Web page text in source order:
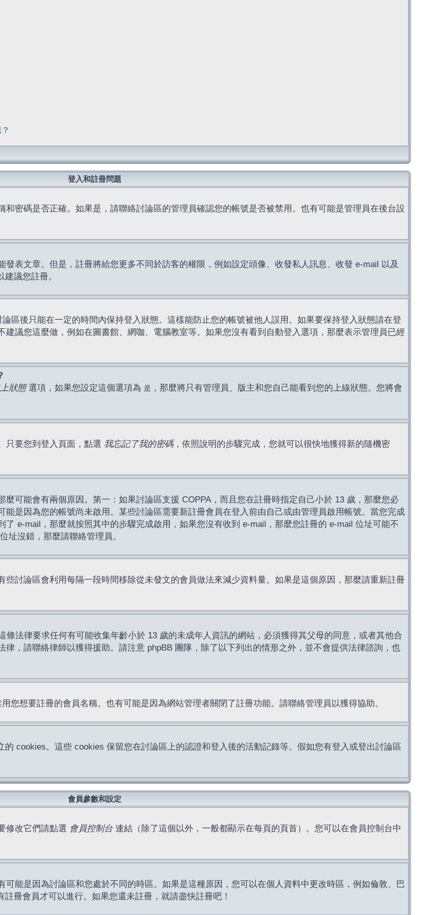
登入和註冊問題
密碼是否正確。如果是，請聯絡討論區的管理員確認您的帳號是否被禁用。也有可能是管理員在後台設
表文章。但是，註冊將給您更多不同於訪客的權限，例如設定頭像、收發私人訊息、收發 e-mail 以及
議您註冊。
區後只能在一定的時間內保持登入狀態。這樣能防止您的帳號被他人誤用。如果要保持登入狀態請在登
議您這麼做，例如在圖書館、網咖、電腦教室等。如果您沒有看到自動登入選項，那麼表示管理員已經
狀態選項，如果您設定這個選項為 是 ，那麼將只有管理員、版主和您自己能看到您的上線狀態。您將會
只要您到登入頁面，點選 我忘記了我的密碼，依照說明的步驟完成，您就可以很快地獲得新的隨機密
可能會有兩個原因。第一：如果討論區支援 COPPA，而且您在註冊時指定自己小於 13 歲，那麼您必
是因為您的帳號尚未啟用。某些討論區需要新註冊會員在登入前由自己或由管理員啟用帳號。當您完成
e-mail，那麼就按照其中的步驟完成啟用，如果您沒有收到 e-mail，那麼您註冊的 e-mail 位址可能不
址沒錯，那麼請聯絡管理員。
討論區會利用每隔一段時間移除從未發文的會員做法來減少資料量。如果是這個原因，那麼請重新註冊
條法律要求任何有可能收集年齡小於 13 歲的未成年人資訊的網站，必須獲得其父母的同意，或者其他合
，請聯絡律師以獲得援助。請注意 phpBB 團隊，除了以下列出的情形之外，並不會提供法律諮詢，也
您想要註冊的會員名稱。也有可能是因為網站管理者關閉了註冊功能。請聯絡管理員以獲得協助。
的 cookies。這些 cookies 保留您在討論區上的認證和登入後的活動記錄等。假如您有登入或登出討論區
會員參數和設定
修改它們請點選 會員控制台 連結（除了這個以外，一般都顯示在每頁的頁首）。您可以在會員控制台中
能是因為討論區和您處於不同的時區。如果是這種原因，您可以在個人資料中更改時區，例如倫敦、巴
冊會員才可以進行。如果您還未註冊，就請盡快註冊吧！